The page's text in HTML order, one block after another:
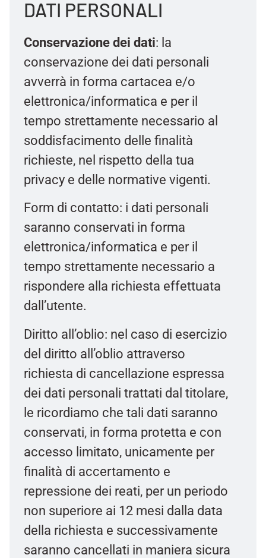
DATI PERSONALI
Conservazione dei dati: la
conservazione dei dati personali
avverrà in forma cartacea e/o
elettronica/informatica e per il
tempo strettamente necessario al
soddisfacimento delle finalità
richieste, nel rispetto della tua
privacy e delle normative vigenti.
Form di contatto: i dati personali
saranno conservati in forma
elettronica/informatica e per il
tempo strettamente necessario a
rispondere alla richiesta effettuata
dall’utente.
Diritto all’oblio: nel caso di esercizio
del diritto all’oblio attraverso
richiesta di cancellazione espressa
dei dati personali trattati dal titolare,
le ricordiamo che tali dati saranno
conservati, in forma protetta e con
accesso limitato, unicamente per
finalità di accertamento e
repressione dei reati, per un periodo
non superiore ai 12 mesi dalla data
della richiesta e successivamente
saranno cancellati in maniera sicura